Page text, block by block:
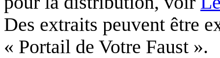
Des extraits peuvent être
« Portail de Votre Faust ».